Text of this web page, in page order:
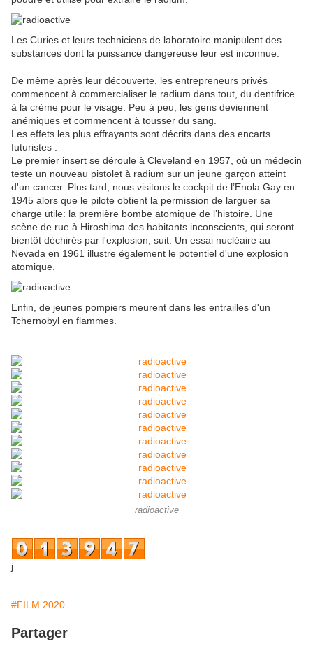
Les Curies et leurs techniciens de laboratoire manipulent des
substances dont la puissance dangereuse leur est inconnue.
De même après leur découverte, les entrepreneurs privés
commencent à commercialiser le radium dans tout, du dentifrice
à la crème pour le visage. Peu à peu, les gens deviennent
anémiques et commencent à tousser du sang.
Les effets les plus effrayants sont décrits dans des encarts
futuristes .
Le premier insert se déroule à Cleveland en 1957, où un médecin
teste un nouveau pistolet à radium sur un jeune garçon atteint
d'un cancer. Plus tard, nous visitons le cockpit de l’Enola Gay en
1945 alors que le pilote obtient la permission de larguer sa
charge utile: la première bombe atomique de l’histoire. Une
scène de rue à Hiroshima des habitants inconscients, qui seront
bientôt déchirés par l'explosion, suit. Un essai nucléaire au
Nevada en 1961 illustre également le potentiel d'une explosion
atomique.
Enfin, de jeunes pompiers meurent dans les entrailles d'un
Tchernobyl en flammes.
radioactive
j
#FILM 2020
Partager